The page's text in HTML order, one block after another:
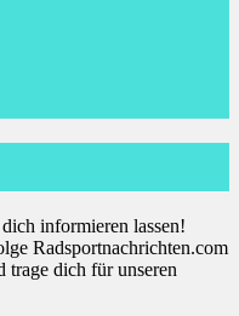
informieren lassen!
Radsportnachrichten.com
trage dich für unseren